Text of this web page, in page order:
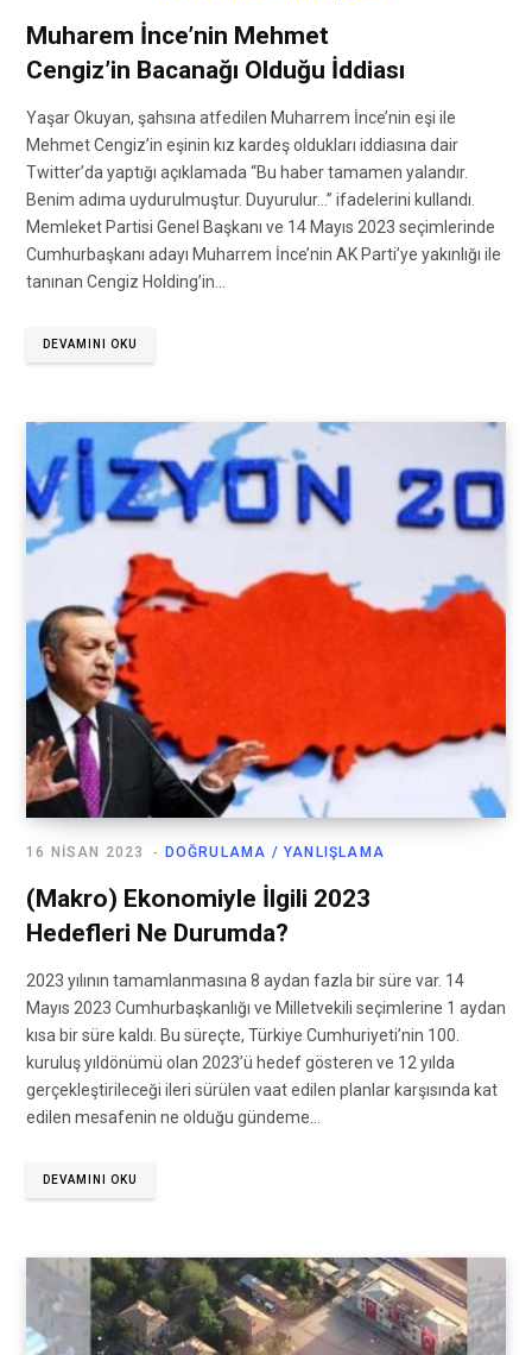
Muharem İnce’nin Mehmet
Cengiz’in Bacanağı Olduğu İddiası
Yaşar Okuyan, şahsına atfedilen Muharrem İnce’nin eşi ile
Mehmet Cengiz’in eşinin kız kardeş oldukları iddiasına dair
Twitter’da yaptığı açıklamada “Bu haber tamamen yalandır.
Benim adıma uydurulmuştur. Duyurulur…” ifadelerini kullandı.
Memleket Partisi Genel Başkanı ve 14 Mayıs 2023 seçimlerinde
Cumhurbaşkanı adayı Muharrem İnce’nin AK Parti’ye yakınlığı ile
tanınan Cengiz Holding’in…
DEVAMINI OKU
DOĞRULAMA / YANLIŞLAMA
16 NISAN 2023
(Makro) Ekonomiyle İlgili 2023
Hedefleri Ne Durumda?
2023 yılının tamamlanmasına 8 aydan fazla bir süre var. 14
Mayıs 2023 Cumhurbaşkanlığı ve Milletvekili seçimlerine 1 aydan
kısa bir süre kaldı. Bu süreçte, Türkiye Cumhuriyeti’nin 100.
kuruluş yıldönümü olan 2023’ü hedef gösteren ve 12 yılda
gerçekleştirileceği ileri sürülen vaat edilen planlar karşısında kat
edilen mesafenin ne olduğu gündeme…
DEVAMINI OKU